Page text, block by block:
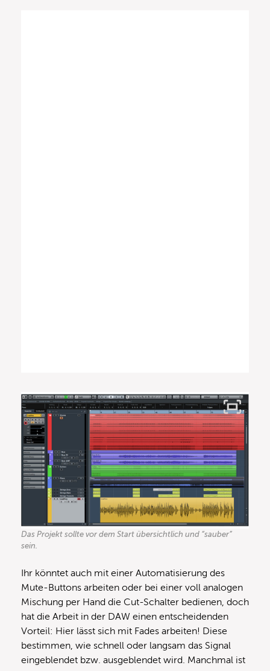
Das Projekt sollte vor dem Start übersichtlich und “sauber”
sein.
Ihr könntet auch mit einer Automatisierung des
Mute-Buttons arbeiten oder bei einer voll analogen
Mischung per Hand die Cut-Schalter bedienen, doch
hat die Arbeit in der DAW einen entscheidenden
Vorteil: Hier lässt sich mit Fades arbeiten! Diese
bestimmen, wie schnell oder langsam das Signal
eingeblendet bzw. ausgeblendet wird. Manchmal ist